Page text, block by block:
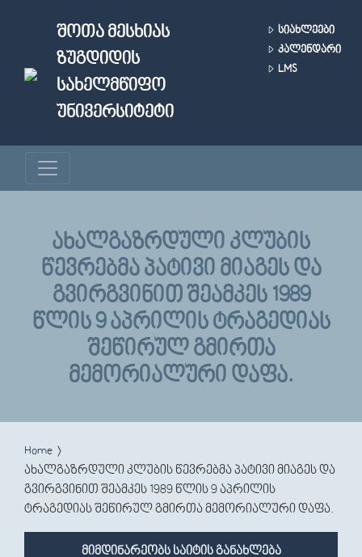
ᲨᲝᲗᲐ ᲛᲔᲡᲮᲘᲐᲡ
ᲖᲣᲒᲓᲘᲓᲘᲡ
ᲡᲐᲮᲔᲚᲛᲬᲘᲤᲝ
ᲣᲜᲘᲕᲔᲠᲡᲘᲢᲔᲢᲘ
ᲡᲘᲐᲮᲚᲔᲔᲑᲘ
ᲙᲐᲚᲔᲜᲓᲐᲠᲘ
LMS
ᲐᲮᲐᲚᲒᲐᲖᲠᲓᲣᲚᲘ ᲙᲚᲣᲑᲘᲡ
ᲬᲔᲕᲠᲔᲑᲛᲐ ᲞᲐᲢᲘᲕᲘ ᲛᲘᲐᲒᲔᲡ ᲓᲐ
ᲒᲕᲘᲠᲒᲕᲘᲜᲘᲗ ᲨᲔᲐᲛᲙᲔᲡ 1989
ᲬᲚᲘᲡ 9 ᲐᲞᲠᲘᲚᲘᲡ ᲢᲠᲐᲒᲔᲓᲘᲐᲡ
ᲨᲔᲬᲘᲠᲣᲚ ᲒᲛᲘᲠᲗᲐ
ᲛᲔᲛᲝᲠᲘᲐᲚᲣᲠᲘ ᲓᲐᲤᲐ.
You are here
Home
ახალგაზრდული კლუბის წევრებმა პატივი მიაგეს და
გვირგვინით შეამკეს 1989 წლის 9 აპრილის
ტრაგედიას შეწირულ გმირთა მემორიალური დაფა.
მიმდინარეობს საიტის განახლება